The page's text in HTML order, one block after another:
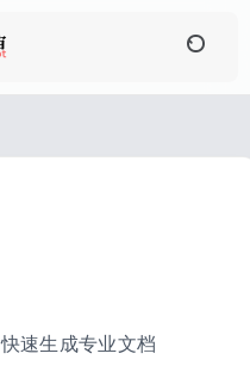
速生成专业文档